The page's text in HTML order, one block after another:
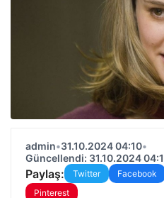
admin•31.10.2024 04:10•
Güncellendi: 31.10.2024
Paylaş: Twitter Facebook
Pinterest